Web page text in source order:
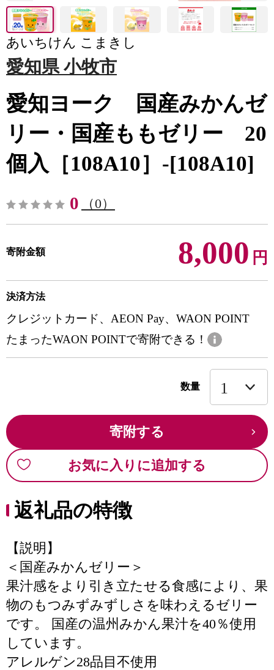
あいちけん こまきし
愛知県 小牧市
愛知ヨーク 国産みかんゼ
リー・国産ももゼリー 20
個入［108A10］-[108A10]
0 （0）
寄附金額 8,000 円
決済方法
クレジットカード、AEON Pay、WAON POINT
たまったWAON POINTで寄附できる！
数量
寄附する
お気に入りに追加する
返礼品の特徴
【説明】
＜国産みかんゼリー＞
果汁感をより引き立たせる食感により、果
物のもつみずみずしさを味わえるゼリー
です。 国産の温州みかん果汁を40％使用
しています。
アレルゲン28品目不使用